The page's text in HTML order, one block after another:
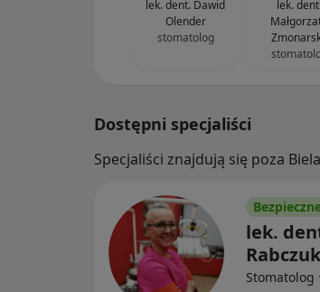
lek. dent. Dawid
Olender
stomatolog
lek.
Dostępni specjaliści
Specjaliści znajdują się poza
lek.
Stomatolog ·